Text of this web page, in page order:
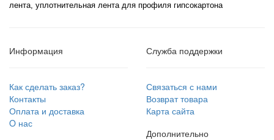
лента, уплотнительная лента для профиля гипсокартона
Информация
Как сделать заказ?
Контакты
Оплата и доставка
O нас
Служба поддержки
Связаться с нами
Возврат товара
Карта сайта
Дополнительно